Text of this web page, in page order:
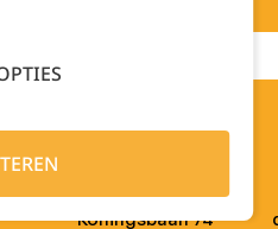
Koningsbaan 74